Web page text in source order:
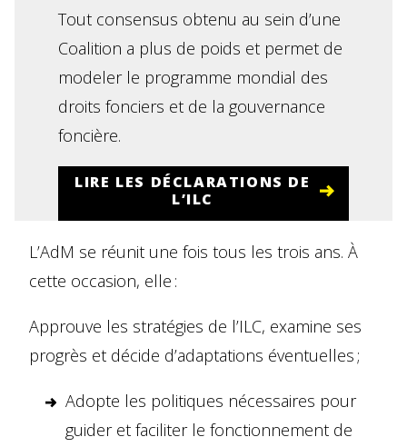
Tout consensus obtenu au sein d’une
Coalition a plus de poids et permet de
modeler le programme mondial des
droits fonciers et de la gouvernance
foncière.
LIRE LES DÉCLARATIONS DE
L’ILC
L’AdM se réunit une fois tous les trois ans. À
cette occasion, elle :
Approuve les stratégies de l’ILC, examine ses
progrès et décide d’adaptations éventuelles ;
Adopte les politiques nécessaires pour
guider et faciliter le fonctionnement de